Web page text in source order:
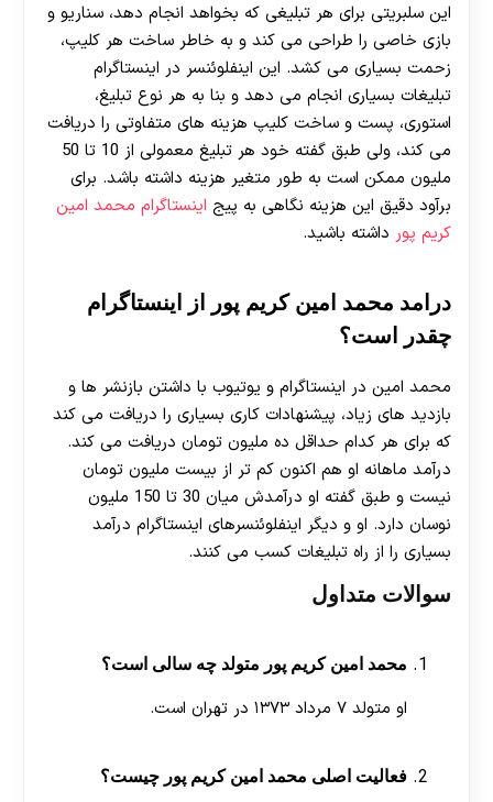
این سلبریتی برای هر تبلیغی که بخواهد انجام دهد، سناریو و
بازی خاصی را طراحی می کند و به خاطر ساخت هر کلیپ،
زحمت بسیاری می کشد. این اینفلوئنسر در اینستاگرام
تبلیغات بسیاری انجام می دهد و بنا به هر نوع تبلیغ،
استوری، پست و ساخت کلیپ هزینه های متفاوتی را دریافت
می کند، ولی طبق گفته خود هر تبلیغ معمولی از 10 تا 50
ملیون ممکن است به طور متغیر هزینه داشته باشد. برای
برآود دقیق این هزینه نگاهی به پیج اینستاگرام محمد امین
کریم پور داشته باشید.
درامد محمد امین کریم پور از اینستاگرام
چقدر است؟
محمد امین در اینستاگرام و یوتیوب با داشتن بازنشر ها و
بازدید های زیاد، پیشنهادات کاری بسیاری را دریافت می کند
که برای هر کدام حداقل ده ملیون تومان دریافت می کند.
درآمد ماهانه او هم اکنون کم تر از بیست ملیون تومان
نیست و طبق گفته او درآمدش میان 30 تا 150 ملیون
نوسان دارد. او و دیگر اینفلوئنسرهای اینستاگرام درآمد
بسیاری را از راه تبلیغات کسب می کنند.
سوالات متداول
محمد امین کریم‌ پور متولد چه سالی است؟
او متولد ۷ مرداد ۱۳۷۳ در تهران است.
فعالیت اصلی محمد امین کریم‌ پور چیست؟